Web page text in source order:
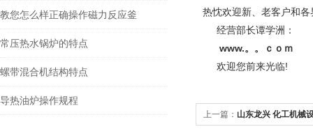
教您怎么样正确操作磁力反应釜
常压热水锅炉的特点
螺带混合机结构特点
导热油炉操作规程
热忱欢迎新、老客户和
经营部长谭学洲：
www.。。ｃｏｍ
欢迎您前来光临!
上一篇： 山东龙兴 化工机械